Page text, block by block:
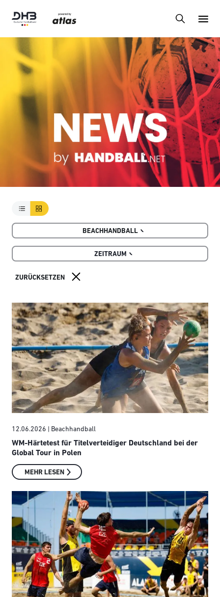
BEACHHANDBALL
ZEITRAUM
12.06.2026 | Beachhandball
WM-Härtetest für Titelverteidiger Deutschland bei der
Global Tour in Polen
MEHR LESEN